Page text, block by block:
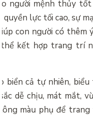
người mệnh thủy
lực tối cao, sự
con người có
kết hợp trang trí
biển cả tự nhiên,
dễ chịu, mát mắt,
màu phụ để